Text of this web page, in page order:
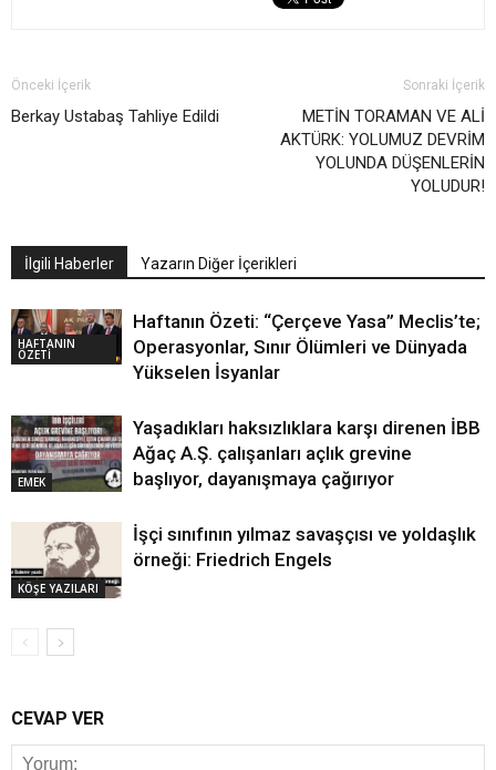
Önceki İçerik
Berkay Ustabaş Tahliye Edildi
Sonraki İçerik
METİN TORAMAN VE ALİ
AKTÜRK: YOLUMUZ DEVRİM
YOLUNDA DÜŞENLERİN
YOLUDUR!
İlgili Haberler Yazarın Diğer İçerikleri
HAFTANIN
ÖZETİ
Haftanın Özeti: “Çerçeve Yasa” Meclis’te;
Operasyonlar, Sınır Ölümleri ve Dünyada
Yükselen İsyanlar
EMEK
Yaşadıkları haksızlıklara karşı direnen İBB
Ağaç A.Ş. çalışanları açlık grevine
başlıyor, dayanışmaya çağırıyor
KÖŞE YAZILARI
İşçi sınıfının yılmaz savaşçısı ve yoldaşlık
örneği: Friedrich Engels
CEVAP VER